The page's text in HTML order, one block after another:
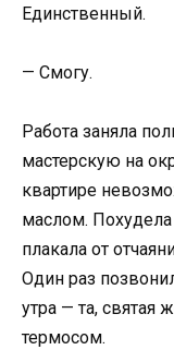
Единственный.
— Смогу.
Работа заняла
мастерскую на
квартире
маслом.
плакала от
Один раз
утра — та, святая
термосом.